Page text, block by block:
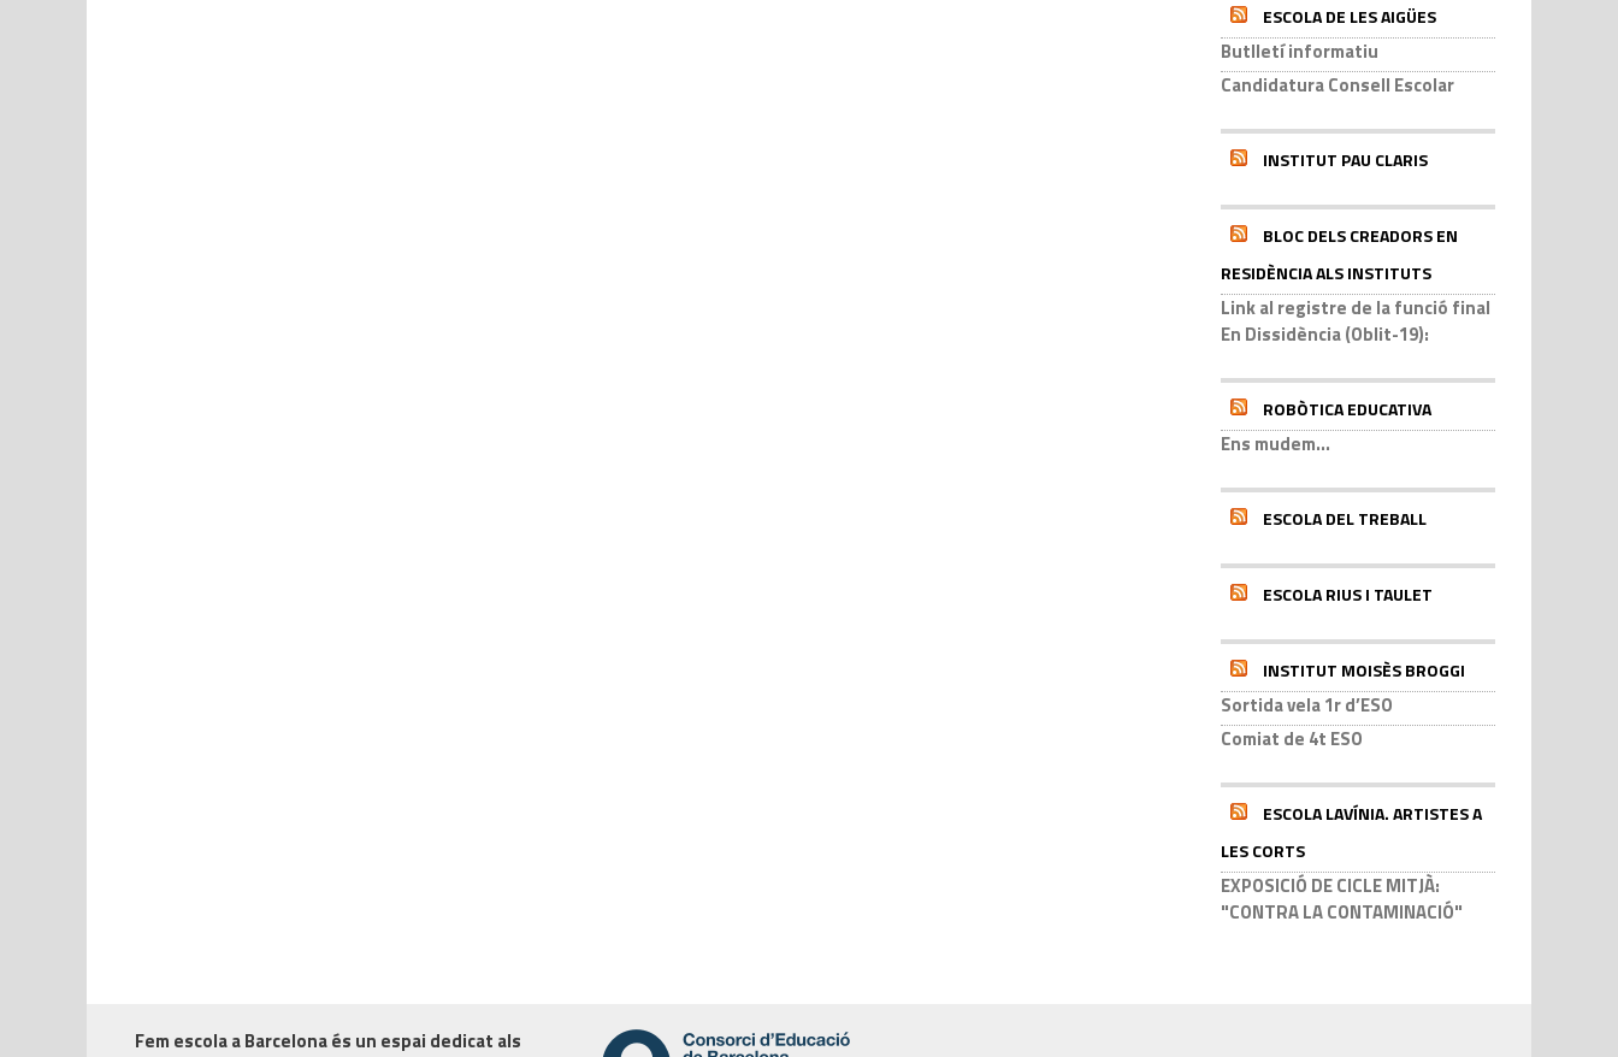
ESCOLA DE LES AIGÜES
Butlletí informatiu
Candidatura Consell Escolar
INSTITUT PAU CLARIS
BLOC DELS CREADORS EN
RESIDÈNCIA ALS INSTITUTS
Link al registre de la funció final
En Dissidència (Oblit-19):
ROBÒTICA EDUCATIVA
Ens mudem...
ESCOLA DEL TREBALL
ESCOLA RIUS I TAULET
INSTITUT MOISÈS BROGGI
Sortida vela 1r d’ESO
Comiat de 4t ESO
ESCOLA LAVÍNIA. ARTISTES A
LES CORTS
EXPOSICIÓ DE CICLE MITJÀ:
"CONTRA LA CONTAMINACIÓ"
Fem escola a Barcelonaés un espai dedicat als